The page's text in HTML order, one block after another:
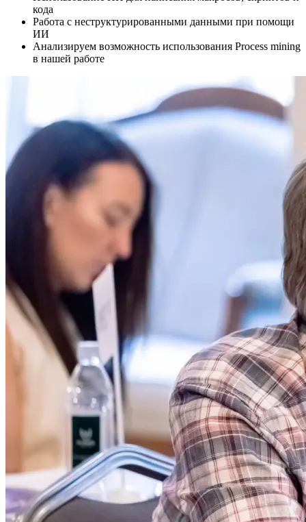
кода
Работа с неструктурированными данными при помощи
ИИ
Анализируем возможность использования Process mining
в нашей работе